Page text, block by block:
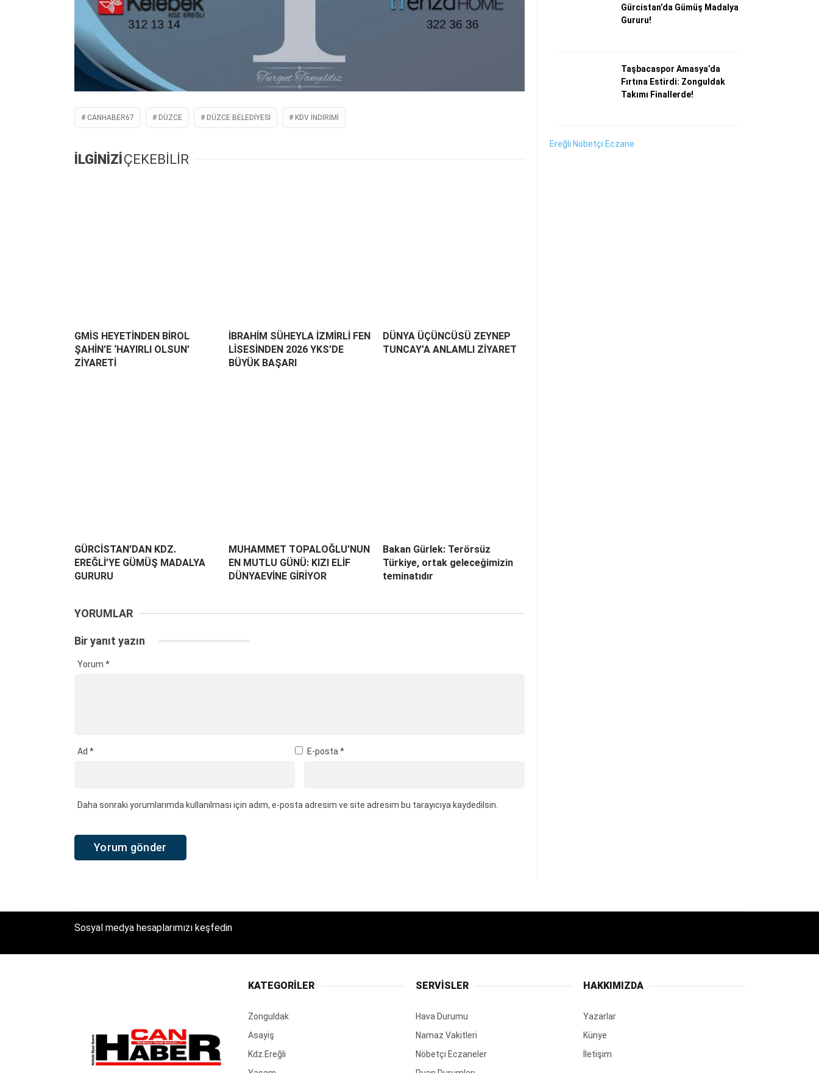
CANHABER67 DÜZCE DÜZCE BELEDIYESI KDV INDIRIMI
İLGİNİZİÇEKEBİLİR
GMİS HEYETİNDEN BİROL
ŞAHİN’E ‘HAYIRLI OLSUN’
ZİYARETİ
İBRAHİM SÜHEYLA İZMİRLİ FEN
LİSESİNDEN 2026 YKS’DE
BÜYÜK BAŞARI
DÜNYA ÜÇÜNCÜSÜ ZEYNEP
TUNCAY’A ANLAMLI ZİYARET
GÜRCİSTAN’DAN KDZ.
EREĞLİ’YE GÜMÜŞ MADALYA
GURURU
MUHAMMET TOPALOĞLU’NUN
EN MUTLU GÜNÜ: KIZI ELİF
DÜNYAEVİNE GİRİYOR
Bakan Gürlek: Terörsüz
Türkiye, ortak geleceğimizin
teminatıdır
YORUMLAR
Bir yanıt yazın
Yorum *
Ad * E-posta *
Daha sonraki yorumlarımda kullanılması için adım, e-posta adresim ve site adresim bu tarayıcıya kaydedilsin.
Gürcistan’da Gümüş Madalya
Gururu!
Taşbacaspor Amasya’da
Fırtına Estirdi: Zonguldak
Takımı Finallerde!
Ereğli Nöbetçi Eczane
Sosyal medya hesaplarımızı keşfedin
KATEGORİLER
Zonguldak
Asayiş
Kdz.Ereğli
SERVİSLER
Hava Durumu
Namaz Vakitleri
Nöbetçi Eczaneler
HAKKIMIZDA
Yazarlar
Künye
İletişim